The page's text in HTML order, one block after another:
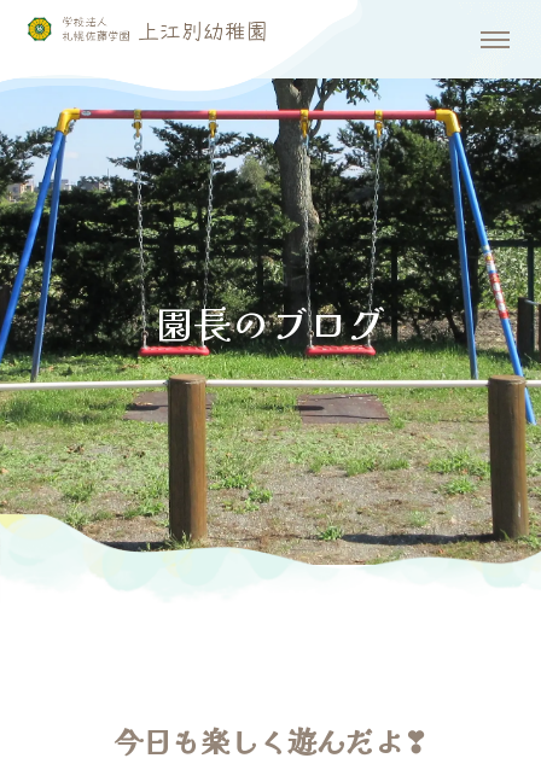
今日も楽しく遊んだよ❣